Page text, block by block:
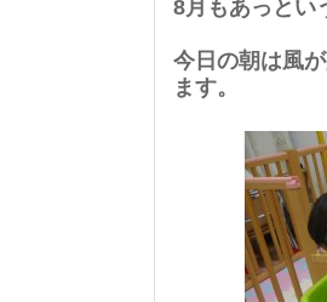
8月もあっとい
今日の朝は風
ます。